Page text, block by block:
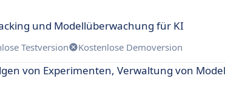
und Modellüberwachung für KI
Testversion Kostenlose Demoversion
von Experimenten, Verwaltung von